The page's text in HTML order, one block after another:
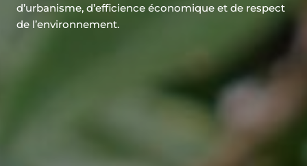
d’urbanisme, d’efficience économique et de respect
de l’environnement.